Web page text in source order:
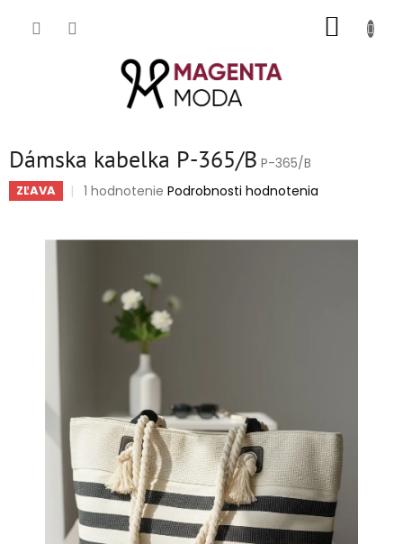
Dámska kabelka P-365/B P-365/B
ZĽAVA
Priemerné
je
hviezdičiek.
1 hodnotenie Podrobnosti hodnotenia